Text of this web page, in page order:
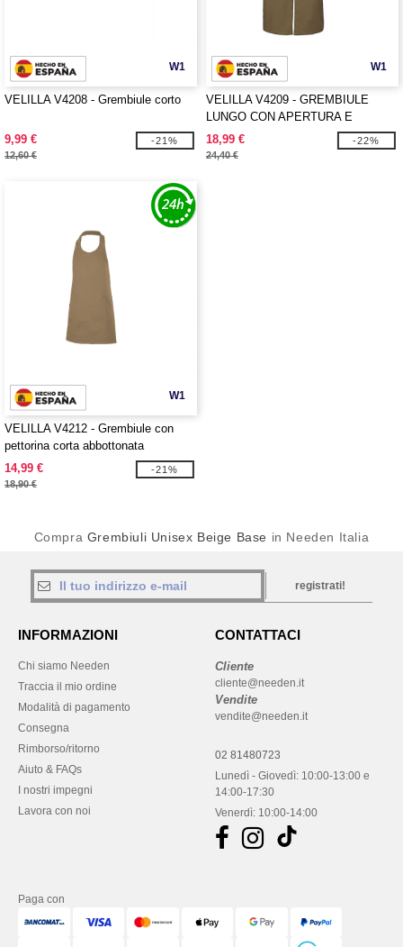
W1
VELILLA V4208 - Grembiule corto
9,99 €
12,60 €
-21%
W1
VELILLA V4209 - GREMBIULE
LUNGO CON APERTURA E
TASCHE
18,99 €
24,40 €
-22%
W1
VELILLA V4212 - Grembiule con
pettorina corta abbottonata
14,99 €
18,90 €
-21%
Compra Grembiuli Unisex Beige Base in Needen Italia
registrati!
INFORMAZIONI
Chi siamo Needen
Traccia il mio ordine
Modalità di pagamento
Consegna
Rimborso/ritorno
Aiuto & FAQs
I nostri impegni
Lavora con noi
CONTATTACI
Cliente
cliente@needen.it
Vendite
vendite@needen.it
02 81480723
Lunedì - Giovedì: 10:00-13:00 e
14:00-17:30
Venerdì: 10:00-14:00
Paga con